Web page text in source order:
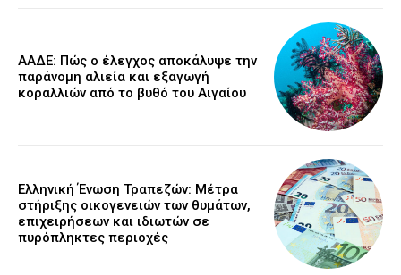
ΑΑΔΕ: Πώς ο έλεγχος αποκάλυψε την
παράνομη αλιεία και εξαγωγή
κοραλλιών από το βυθό του Αιγαίου
Ελληνική Ένωση Τραπεζών: Μέτρα
στήριξης οικογενειών των θυμάτων,
επιχειρήσεων και ιδιωτών σε
πυρόπληκτες περιοχές